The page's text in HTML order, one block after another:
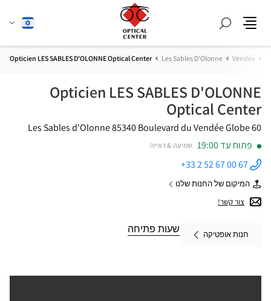
חפש
שנהעברית
Vendée
Les Sables D'Olonne
Opticien LES SABLES D'OLONNE Optical Center
Opticien LES SABLES D'OLONNE
Optical Center
60 Boulevard du Vendée Globe
85340 Les Sables d'Olonne
פתוח עד 19:00
שמיעה & ראייה
התקשר
לחנות
Opticien
LES
SABLES
Center ב
+33 2 52 67 00 67
המיקום של החנות שלנו של
Opticien
LES
Optical
צור קשר!
חנות אופטיקה
שעות פתיחה